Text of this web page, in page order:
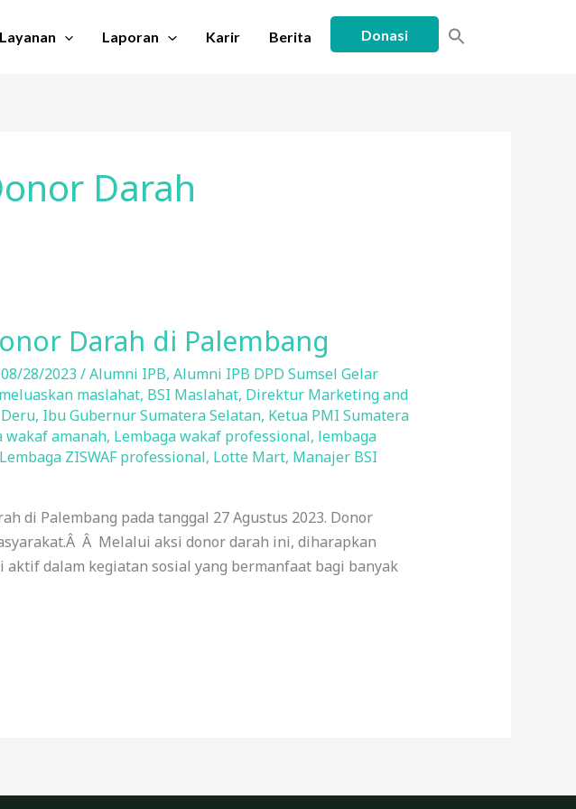
Layanan Laporan Karir Berita Donasi
Darah
Darah di Palembang
08/28/2023 /Alumni IPB, Alumni IPB DPD Sumsel Gelar
maslahat, BSI Maslahat, Direktur Marketing and
, Ibu Gubernur Sumatera Selatan, Ketua PMI Sumatera
wakaf amanah, Lembaga wakaf professional, lembaga
Lembaga ZISWAF professional, Lotte Mart, Manajer BSI
di Palembang pada tanggal 27 Agustus 2023. Donor
Â Melalui aksi donor darah ini, diharapkan
dalam kegiatan sosial yang bermanfaat bagi banyak